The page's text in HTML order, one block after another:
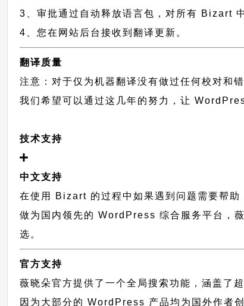
3、审批通过自动释放语言包，对所有 Bizart
4、您在网站后台接收到翻译更新。
翻译质量
注意：对于仅为机器翻译没有做过任何校对和
我们希望可以通过这几年的努力，让
技术支持
中文支持
在使用 Bizart 的过程中如果遇到问题需要帮助
做为国内领先的 WordPress 综合服务平台，
选。
官方支持
薇晓朵官方提供了一个全局搜索功能，涵盖
因为大部分的 WordPress 产品均为国外作者